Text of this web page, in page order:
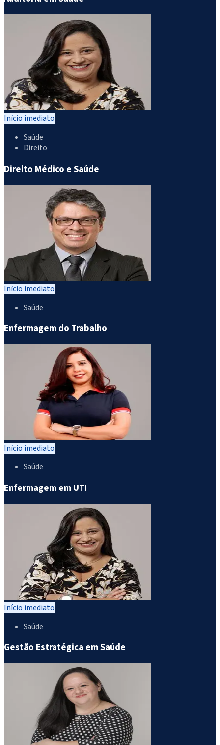
Início imediato
Saúde
Direito
Direito Médico e Saúde
Início imediato
Saúde
Enfermagem do Trabalho
Início imediato
Saúde
Enfermagem em UTI
Início imediato
Saúde
Gestão Estratégica em Saúde